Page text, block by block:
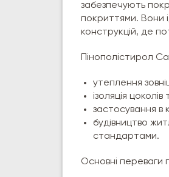
забезпечують
покриттями. Вони
конструкцій, де
Пінополістирол
утеплення
ізоляція
застосування в
будівництво
стандартами.
Основні переваги